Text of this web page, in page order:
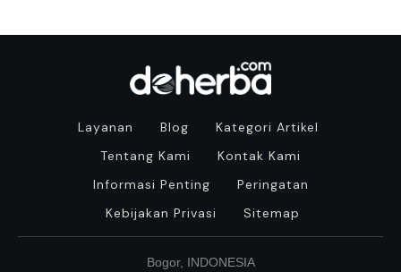
Layanan Blog
Kategori Artikel
Tentang Kami
Kontak Kami
Informasi Penting
Peringatan
Kebijakan Privasi
Sitemap
Bogor, INDONESIA